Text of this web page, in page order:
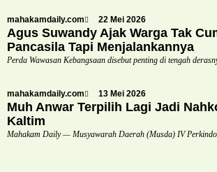
mahakamdaily.com 22 Mei 2026
Agus Suwandy Ajak Warga Tak
Pancasila Tapi Menjalankannya
Perda Wawasan Kebangsaan disebut penting di tengah
mahakamdaily.com 13 Mei 2026
Muh Anwar Terpilih Lagi Jadi
Kaltim
Mahakam Daily — Musyawarah Daerah (Musda) IV